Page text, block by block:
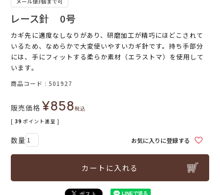
レース針 0号
カギ先に適度なしなりがあり、研磨加工が精巧にほどこされて
いるため、なめらかで大変使いやすいカギ針です。持ち手部分
には、手にフィットする柔らか素材（エラストマ）を使用して
います。
商品コード 501927
販売価格 ¥858税込
[ 39 ポイント進呈 ]
お気に入りに登録する
カートに入れる